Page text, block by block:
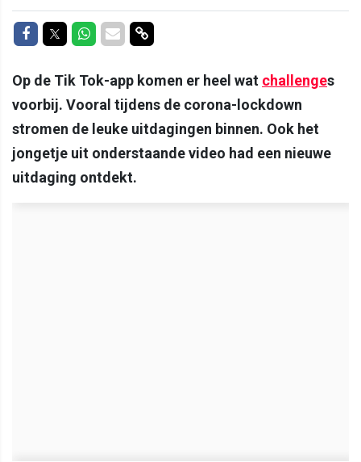
Delen op Facebook
Delen op Twitter
Delen op Whatsapp
Delen via Mail
Delen via link
Op de Tik Tok-app komen er heel wat challenges
voorbij. Vooral tijdens de corona-lockdown
stromen de leuke uitdagingen binnen. Ook het
jongetje uit onderstaande video had een nieuwe
uitdaging ontdekt.